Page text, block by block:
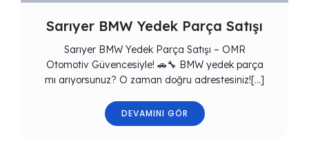
Sarıyer BMW Yedek Parça Satışı
Sarıyer BMW Yedek Parça Satışı – OMR
Otomotiv Güvencesiyle! 🚗🔧 BMW yedek parça
mı arıyorsunuz? O zaman doğru adrestesiniz![…]
DEVAMINI GÖR